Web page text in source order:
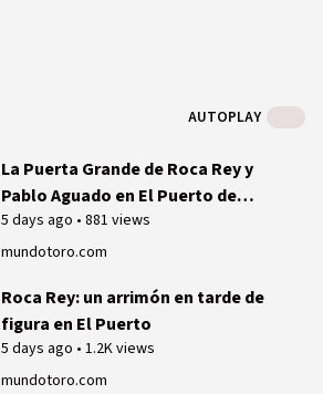
AUTOPLAY
mundotoro.com
La Puerta Grande de Roca Rey y
Pablo Aguado en El Puerto de
Santa María
5 days ago • 881 views
mundotoro.com
Roca Rey: un arrimón en tarde de
figura en El Puerto
5 days ago • 1.2K views